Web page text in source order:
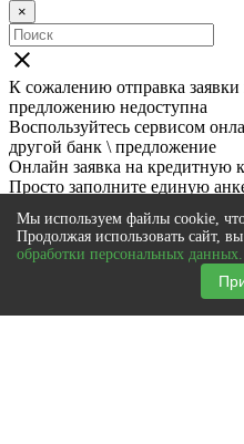
×
close
К сожалению отправка заявки
предложению недоступна
Воспользуйтесь сервисом
другой банк \ предложение
Онлайн заявка на кредитную
Просто заполните единую
Подать онлайн заявку
close
Для подачи заявки перейдите
Мы используем файлы cookie,
Продолжая использовать сайт, вы
обработки персональных данных.